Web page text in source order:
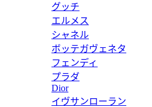
グッチ
エルメス
シャネル
ボッテガヴェネタ
フェンディ
プラダ
Dior
イヴサンローラン